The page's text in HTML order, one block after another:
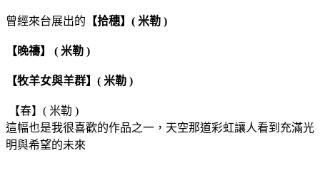
曾經來台展出的 【拾穗】( 米勒 )
【晚禱】 ( 米勒 )
【牧羊女與羊群】( 米勒 )
【春】( 米勒 )
這幅也是我很喜歡的作品之一，天空那道彩虹讓人看到充滿光
明與希望的未來